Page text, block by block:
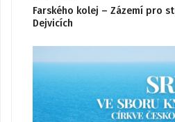
Farského kolej – Zázemí pro
Dejvicích